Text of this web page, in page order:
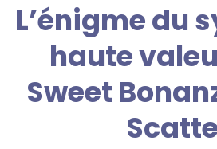
L’énigme du
haute
Sweet